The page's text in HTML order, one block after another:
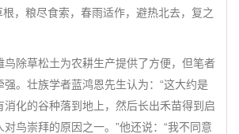
根，粮尽食索，春雨适作，避热北去，复之
除草松土为农耕生产提供了方便，但笔者
强。壮族学者蓝鸿恩先生认为：“这大约是
消化的谷种落到地上，然后长出禾苗得到启
鸟崇拜的原因之一。”他还说：“我不同意